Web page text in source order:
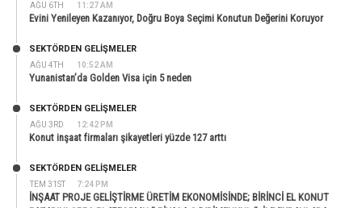
AĞU 6TH 11:27 AM
Evini Yenileyen Kazanıyor, Doğru Boya Seçimi Konutun Değerini Koruyor
AĞU 4TH 10:52 AM
SEKTÖRDEN GELIŞMELER
Yunanistan’da Golden Visa için 5 neden
AĞU 3RD 12:42 PM
SEKTÖRDEN GELIŞMELER
Konut inşaat firmaları şikayetleri yüzde 127 arttı
TEM 31ST 7:24 PM
SEKTÖRDEN GELIŞMELER
İNŞAAT PROJE GELİŞTİRME ÜRETİM EKONOMİSİNDE; BİRİNCİ EL KONUT